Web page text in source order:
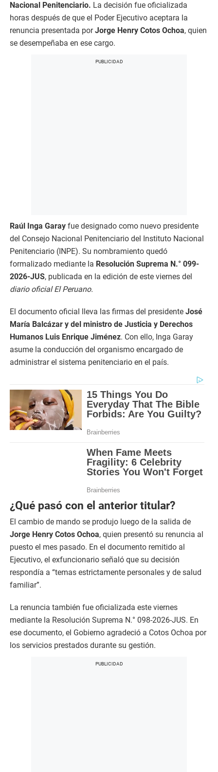
Nacional Penitenciario. La decisión fue oficializada
horas después de que el Poder Ejecutivo aceptara la
renuncia presentada porJorge Henry Cotos Ochoa, quien
se desempeñaba en ese cargo.
Raúl Inga Garay fue designado como nuevo presidente
del Consejo Nacional Penitenciario del Instituto Nacional
Penitenciario (INPE). Su nombramiento quedó
formalizado mediante la Resolución Suprema N.° 099-
2026-JUS, publicada en la edición de este viernes del
diario oficial El Peruano.
El documento oficial lleva las firmas del presidente José
María Balcázar y del ministro de Justicia y Derechos
Humanos Luis Enrique Jiménez. Con ello, Inga Garay
asume la conducción del organismo encargado de
administrar el sistema penitenciario en el país.
¿Qué pasó con el anterior titular?
El cambio de mando se produjo luego de la salida de
Jorge Henry Cotos Ochoa, quien presentó su renuncia al
puesto el mes pasado. En el documento remitido al
Ejecutivo, el exfuncionario señaló que su decisión
respondía a “temas estrictamente personales y de salud
familiar”.
La renuncia también fue oficializada este viernes
mediante la Resolución Suprema N.° 098-2026-JUS. En
ese documento, el Gobierno agradeció a Cotos Ochoa por
los servicios prestados durante su gestión.